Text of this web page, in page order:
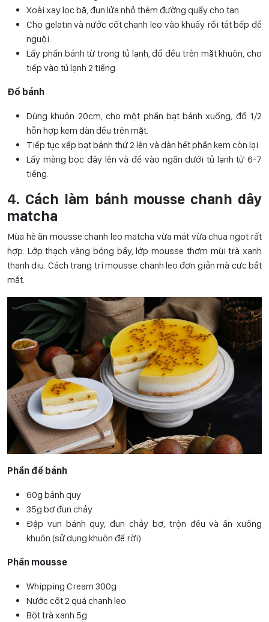
Xoài xay lọc bã, đun lửa nhỏ thêm đường quấy cho tan.
Cho gelatin và nước cốt chanh leo vào khuấy rồi tắt bếp để
nguội.
Lấy phần bánh từ trong tủ lạnh, đổ đều trên mặt khuôn, cho
tiếp vào tủ lạnh 2 tiếng.
Đổ bánh
Dùng khuôn 20cm, cho một phần bạt bánh xuống, đổ 1/2
hỗn hợp kem dàn đều trên mặt.
Tiếp tục xếp bạt bánh thứ 2 lên và dàn hết phần kem còn lại.
Lấy màng bọc đậy lên và để vào ngăn dưới tủ lạnh từ 6-7
tiếng.
4. Cách làm bánh mousse chanh dây
matcha
Mùa hè ăn mousse chanh leo matcha vừa mát vừa chua ngọt rất
hợp. Lớp thạch vàng bóng bẩy, lớp mousse thơm mùi trà xanh
thanh dịu. Cách trang trí mousse chanh leo đơn giản mà cực bắt
mắt.
Phần đế bánh
60g bánh quy
35g bơ đun chảy
Đập vụn bánh quy, đun chảy bơ, trộn đều và ấn xuống
khuôn (sử dụng khuôn đế rời).
Phần mousse
Whipping Cream 300g
Nước cốt 2 quả chanh leo
Bột trà xanh 5g